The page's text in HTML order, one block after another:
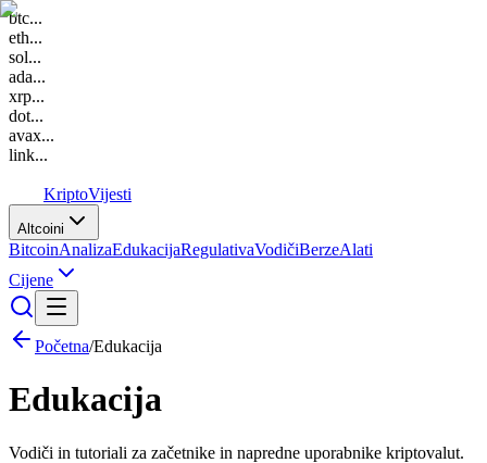
btc...
eth...
sol...
ada...
xrp...
dot...
avax...
link...
KriptoVijesti
Altcoini
BitcoinAnalizaEdukacijaRegulativaVodičiBerzeAlati
Cijene
Početna/Edukacija
Edukacija
Vodiči in tutoriali za začetnike in napredne uporabnike kriptovalut.